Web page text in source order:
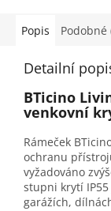
Popis Podobné
Detailní
BTicino
venkovní
Rámeček
ochranu
vyžadováno
stupni krytí
garážích,